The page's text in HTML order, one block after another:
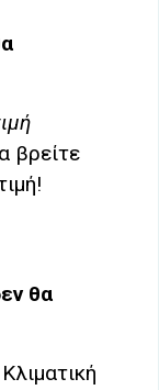
βρείτε
θα